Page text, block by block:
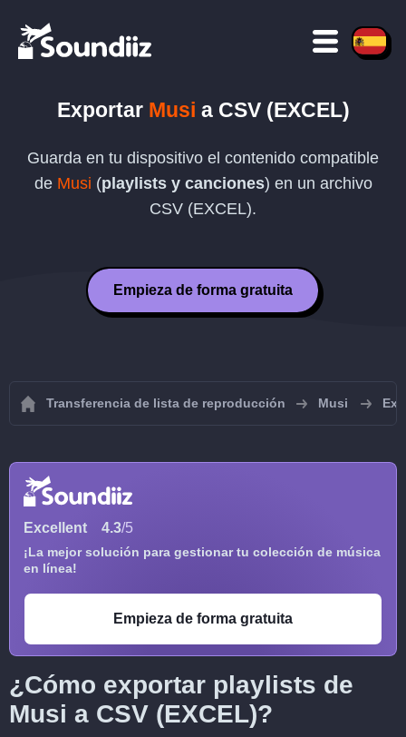
Exportar Musi a CSV (EXCEL)
Guarda en tu dispositivo el contenido compatible
de Musi (playlists y canciones) en un archivo
CSV (EXCEL).
Empieza de forma gratuita
Transferencia de lista de reproducción Musi
Excellent 4.3/5
¡La mejor solución para gestionar tu colección de música
en línea!
Empieza de forma gratuita
¿Cómo exportar playlists de
Musi a CSV (EXCEL)?